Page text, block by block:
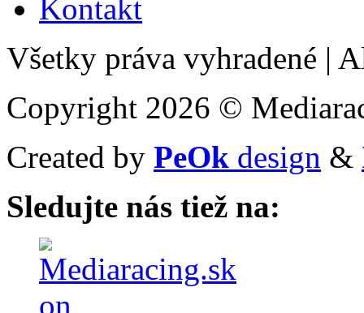
Kontakt
Všetky práva vyhradené |
Copyright 2026 ©
Created by PeOk design &
Sledujte nás tiež na: